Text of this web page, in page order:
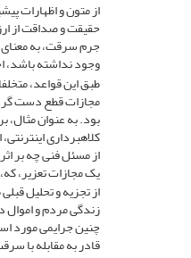
از متون و اظهارات
حقیقت و صداقت از
جرم سرقت، به
وجود نداشته
طبق این قواعد،
مجازات قطع دست
بود. به عنوان
کلاهبرداری
از مسئل فنی چه بر
یک مجازات تعزیر،
از تجزیه و تحلیل
زندگی مردم و اموال
چنین جرایمی مورد
قادر به مقابله با